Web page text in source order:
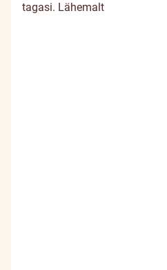
tagasi. Lähemalt